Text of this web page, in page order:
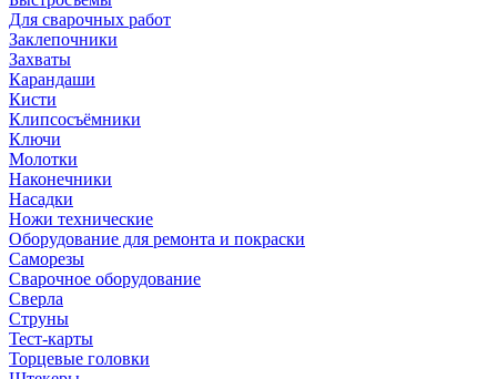
Для сварочных работ
Заклепочники
Захваты
Карандаши
Кисти
Клипсосъёмники
Ключи
Молотки
Наконечники
Насадки
Ножи технические
Оборудование для ремонта и покраски
Саморезы
Сварочное оборудование
Сверла
Струны
Тест-карты
Торцевые головки